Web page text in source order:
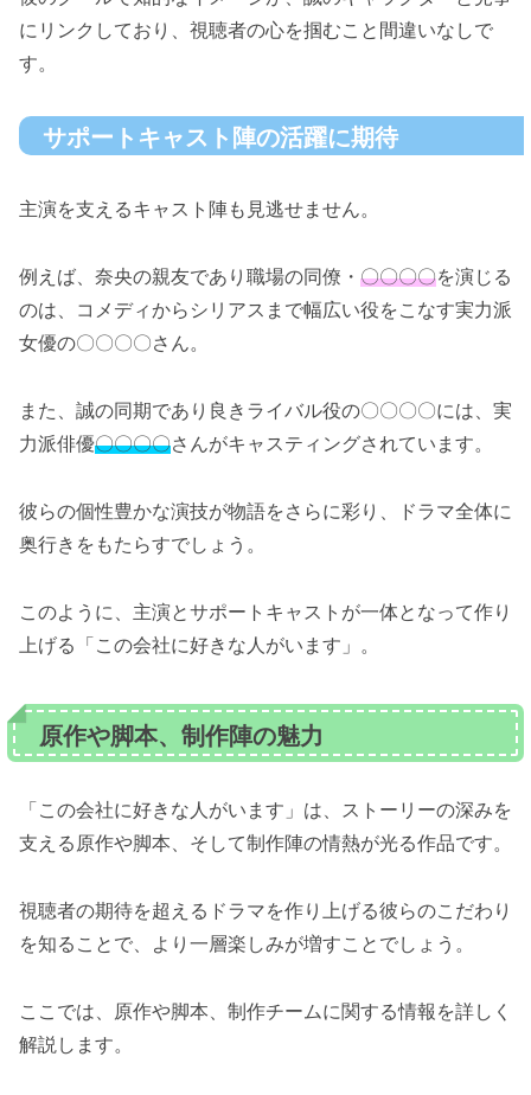
にリンクしており、視聴者の心を掴むこと間違いなしで
す。
サポートキャスト陣の活躍に期待
主演を支えるキャスト陣も見逃せません。
例えば、奈央の親友であり職場の同僚・ 〇〇〇〇を演じる
のは、コメディからシリアスまで幅広い役をこなす実力派
女優の〇〇〇〇さん。
また、誠の同期であり良きライバル役の〇〇〇〇には、実
力派俳優〇〇〇〇さんがキャスティングされています。
彼らの個性豊かな演技が物語をさらに彩り、ドラマ全体に
奥行きをもたらすでしょう。
このように、主演とサポートキャストが一体となって作り
上げる「この会社に好きな人がいます」。
原作や脚本、制作陣の魅力
「この会社に好きな人がいます」は、ストーリーの深みを
支える原作や脚本、そして制作陣の情熱が光る作品です。
視聴者の期待を超えるドラマを作り上げる彼らのこだわり
を知ることで、より一層楽しみが増すことでしょう。
ここでは、原作や脚本、制作チームに関する情報を詳しく
解説します。